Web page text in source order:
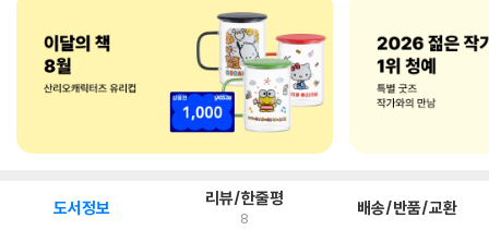
도서정보 리뷰/한줄평
8 배송/반품/교환